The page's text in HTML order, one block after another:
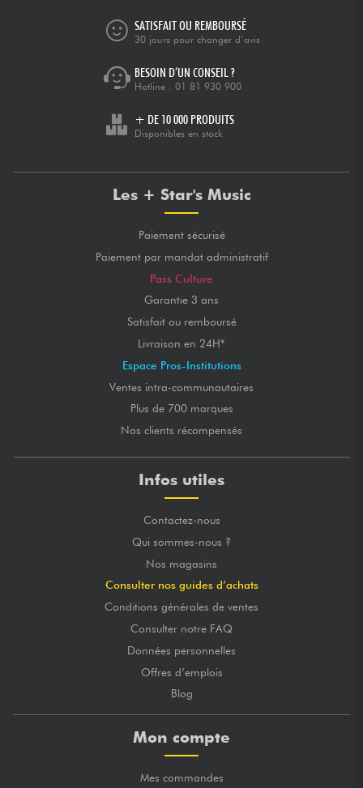
SATISFAIT OU REMBOURSÉ
30 jours pour changer d’avis
BESOIN D’UN CONSEIL ?
Hotline : 01 81 930 900
+ DE 10 000 PRODUITS
Disponibles en stock
Les + Star's Music
Paiement sécurisé
Paiement par mandat administratif
Pass Culture
Garantie 3 ans
Satisfait ou remboursé
Livraison en 24H*
Espace Pros-Institutions
Ventes intra-communautaires
Plus de 700 marques
Nos clients récompensés
Infos utiles
Contactez-nous
Qui sommes-nous ?
Nos magasins
Consulter nos guides d’achats
Conditions générales de ventes
Consulter notre FAQ
Données personnelles
Offres d’emplois
Blog
Mon compte
Mes commandes